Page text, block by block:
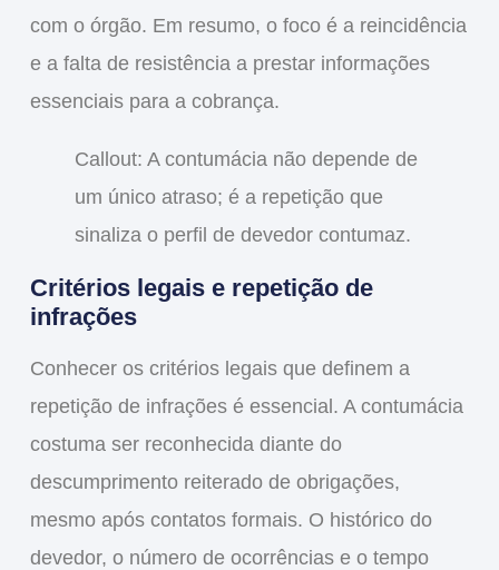
com o órgão. Em resumo, o foco é a reincidência
e a falta de resistência a prestar informações
essenciais para a cobrança.
Callout: A contumácia não depende de
um único atraso; é a repetição que
sinaliza o perfil de devedor contumaz.
Critérios legais e repetição de
infrações
Conhecer os critérios legais que definem a
repetição de infrações é essencial. A contumácia
costuma ser reconhecida diante do
descumprimento reiterado de obrigações,
mesmo após contatos formais. O histórico do
devedor, o número de ocorrências e o tempo